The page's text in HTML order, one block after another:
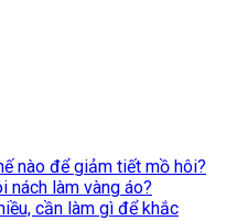
nào để giảm tiết mồ hôi?
nách làm vàng áo?
cần làm gì để khắc